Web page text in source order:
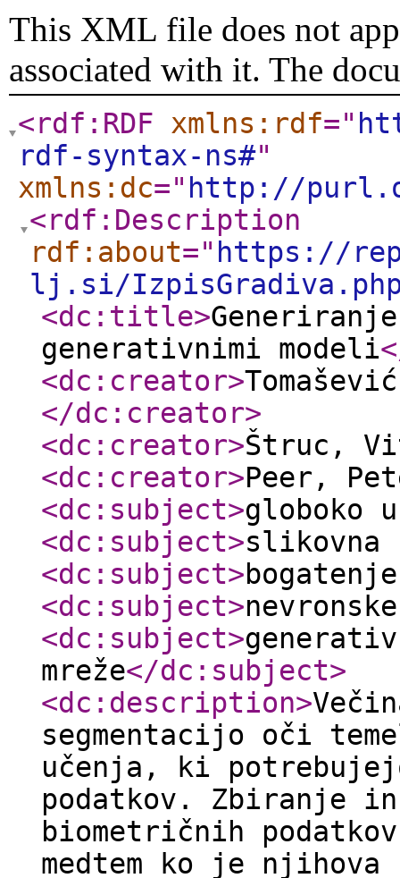
This XML file does not
associated with it. The
<rdf:RDF xmlns:rdf="
rdf-syntax-ns#"
xmlns:dc=" http://
<rdf:Description
rdf:about=" https://
lj.si/
<dc:title>
generativnimi modeli
<dc:creator>
</dc:creator>
<dc:creator>Štruc,
<dc:creator>Peer,
<dc:subject>globoko
<dc:subject>slikovna
<dc:subject>
<dc:subject>
<dc:subject>
mreže</dc:subject>
<dc:description>
segmentacijo oči
učenja, ki
podatkov. Zbiranje
biometričnih
medtem ko je njihova